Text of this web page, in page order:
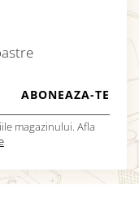
magazinului. Afla